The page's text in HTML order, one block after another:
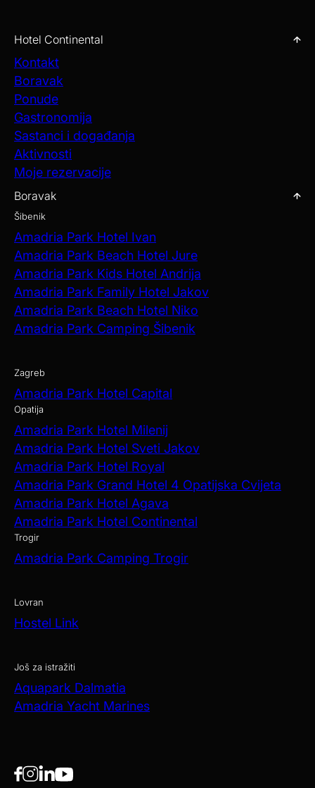
Hotel Continental
Kontakt
Boravak
Ponude
Gastronomija
Sastanci i događanja
Aktivnosti
Moje rezervacije
Boravak
Šibenik
Amadria Park Hotel Ivan
Amadria Park Beach Hotel Jure
Amadria Park Kids Hotel Andrija
Amadria Park Family Hotel Jakov
Amadria Park Beach Hotel Niko
Amadria Park Camping Šibenik
Zagreb
Amadria Park Hotel Capital
Opatija
Amadria Park Hotel Milenij
Amadria Park Hotel Sveti Jakov
Amadria Park Hotel Royal
Amadria Park Grand Hotel 4 Opatijska Cvijeta
Amadria Park Hotel Agava
Amadria Park Hotel Continental
Trogir
Amadria Park Camping Trogir
Lovran
Hostel Link
Još za istražiti
Aquapark Dalmatia
Amadria Yacht Marines